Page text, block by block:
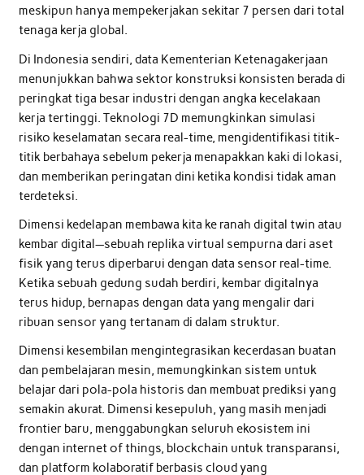
meskipun hanya mempekerjakan sekitar 7 persen dari total
tenaga kerja global.
Di Indonesia sendiri, data Kementerian Ketenagakerjaan
menunjukkan bahwa sektor konstruksi konsisten berada di
peringkat tiga besar industri dengan angka kecelakaan
kerja tertinggi. Teknologi 7D memungkinkan simulasi
risiko keselamatan secara real-time, mengidentifikasi titik-
titik berbahaya sebelum pekerja menapakkan kaki di lokasi,
dan memberikan peringatan dini ketika kondisi tidak aman
terdeteksi.
Dimensi kedelapan membawa kita ke ranah digital twin atau
kembar digital—sebuah replika virtual sempurna dari aset
fisik yang terus diperbarui dengan data sensor real-time.
Ketika sebuah gedung sudah berdiri, kembar digitalnya
terus hidup, bernapas dengan data yang mengalir dari
ribuan sensor yang tertanam di dalam struktur.
Dimensi kesembilan mengintegrasikan kecerdasan buatan
dan pembelajaran mesin, memungkinkan sistem untuk
belajar dari pola-pola historis dan membuat prediksi yang
semakin akurat. Dimensi kesepuluh, yang masih menjadi
frontier baru, menggabungkan seluruh ekosistem ini
dengan internet of things, blockchain untuk transparansi,
dan platform kolaboratif berbasis cloud yang